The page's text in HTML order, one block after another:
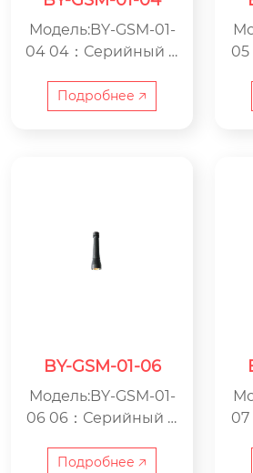
Модель:BY-GSM-01-
04 04：Серийный н
а GSM BY：ООО Цзя
син Beyondoor по п
Подробнее 🡥
а
BY-GSM-01-06
Модель:BY-GSM-01-
06 06：Серийный н
а GSM BY：ООО Цзя
Подробнее 🡥
а